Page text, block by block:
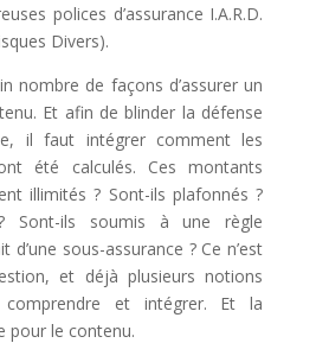
polices d’assurance I.A.R.D.
Divers).
nombre de façons d’assurer un
Et afin de blinder la défense
il faut intégrer comment les
été calculés. Ces montants
illimités ? Sont-ils plafonnés ?
Sont-ils soumis à une règle
sous-assurance ? Ce n’est
et déjà plusieurs notions
et intégrer. Et la
pour le contenu.